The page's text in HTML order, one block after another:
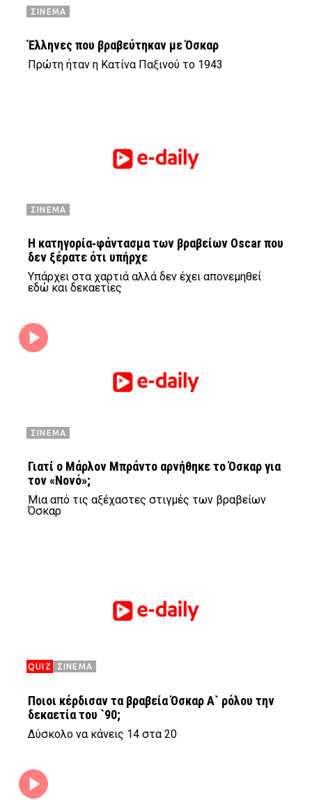
ΣΙΝΕΜΑ
Έλληνες που βραβεύτηκαν με Όσκαρ
Πρώτη ήταν η Κατίνα Παξινού το 1943
ΣΙΝΕΜΑ
Η κατηγορία‑φάντασμα των βραβείων Oscar που
δεν ξέρατε ότι υπήρχε
Υπάρχει στα χαρτιά αλλά δεν έχει απονεμηθεί
εδώ και δεκαετίες
ΣΙΝΕΜΑ
Γιατί ο Μάρλον Μπράντο αρνήθηκε το Όσκαρ για
τον «Νονό»;
Μια από τις αξέχαστες στιγμές των βραβείων
Όσκαρ
QUIZ ΣΙΝΕΜΑ
Ποιοι κέρδισαν τα βραβεία Όσκαρ Α` ρόλου την
δεκαετία του `90;
Δύσκολο να κάνεις 14 στα 20